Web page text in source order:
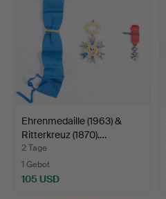
Ehrenmedaille (1963) &
Ritterkreuz (1870).…
2 Tage
1 Gebot
105 USD